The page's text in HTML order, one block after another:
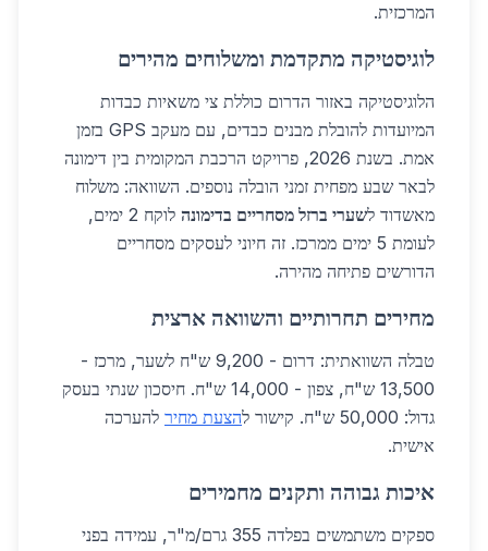
המרכזית.
לוגיסטיקה מתקדמת ומשלוחים מהירים
הלוגיסטיקה באזור הדרום כוללת צי משאיות כבדות
המיועדות להובלת מבנים כבדים, עם מעקב GPS בזמן
אמת. בשנת 2026, פרויקט הרכבת המקומית בין דימונה
לבאר שבע מפחית זמני הובלה נוספים. השוואה: משלוח
מאשדוד לשערי ברזל מסחריים בדימונה
לוקח 2 ימים,
לעומת 5 ימים ממרכז. זה חיוני לעסקים מסחריים
הדורשים פתיחה מהירה.
מחירים תחרותיים והשוואה ארצית
טבלה השוואתית: דרום - 9,200 ש"ח לשער, מרכז -
13,500 ש"ח, צפון - 14,000 ש"ח. חיסכון שנתי בעסק
גדול: 50,000 ש"ח. קישור ל
הצעת מחיר להערכה
אישית.
איכות גבוהה ותקנים מחמירים
ספקים משתמשים בפלדה 355 גרם/מ"ר, עמידה בפני